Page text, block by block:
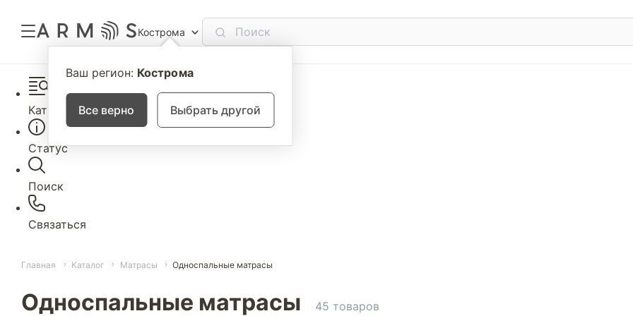
Кострома
Ваш регион: Кострома
Все верно Выбрать другой
Каталог
Статус
Поиск
Связаться
Главная Каталог Матрасы Односпальные матрасы
Односпальные матрасы 45 товаров